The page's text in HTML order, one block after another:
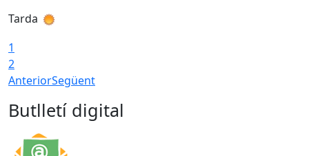
Tarda
1
2
AnteriorSegüent
Butlletí digital